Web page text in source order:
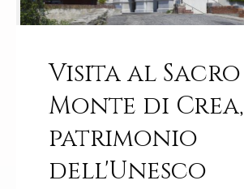
Visita al Sacro
Monte di Crea,
patrimonio
dell'Unesco